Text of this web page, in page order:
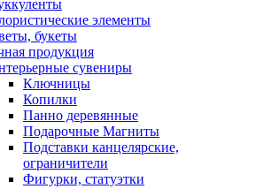
элементы
букеты
продукция
сувениры
Ключницы
Копилки
Панно деревянные
Подарочные Магниты
Подставки канцелярские,
ограничители
Фигурки, статуэтки